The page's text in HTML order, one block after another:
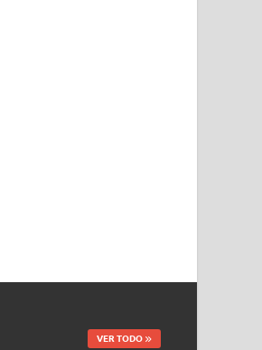
VER TODO